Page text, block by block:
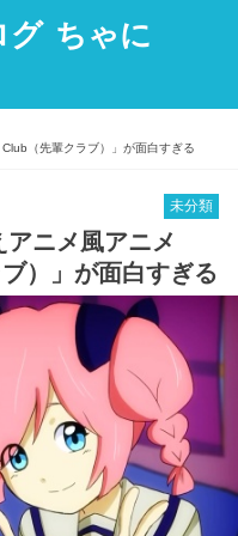
グ ちゃに
（先輩クラブ）」が面白すぎる
未分類
ニメ風アニメ
）」が面白すぎる